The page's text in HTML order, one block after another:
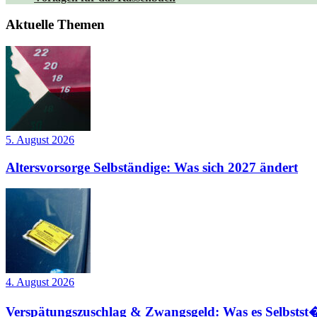
Aktuelle Themen
5. August 2026
Altersvorsorge Selbständige: Was sich 2027 ändert
4. August 2026
Verspätungszuschlag & Zwangsgeld: Was es